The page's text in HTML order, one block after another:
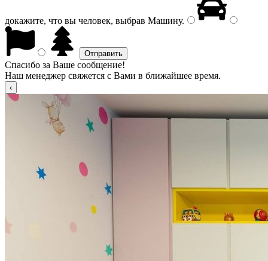
докажите, что вы человек, выбрав Машину.
Спасибо за Ваше сообщение!
Наш менеджер свяжется с Вами в ближайшее время.